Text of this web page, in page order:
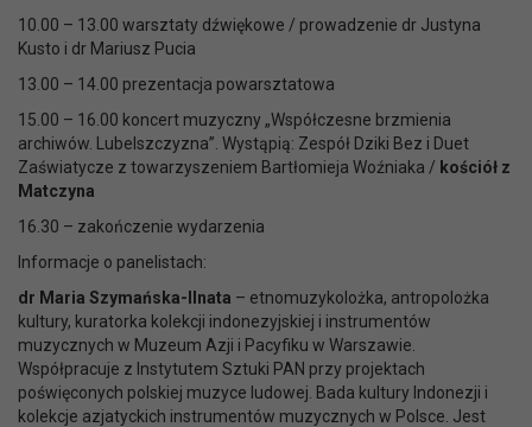
10.00 – 13.00 warsztaty dźwiękowe / prowadzenie dr Justyna
Kusto i dr Mariusz Pucia
13.00 – 14.00 prezentacja powarsztatowa
15.00 – 16.00 koncert muzyczny „Współczesne brzmienia
archiwów. Lubelszczyzna”. Wystąpią: Zespół Dziki Bez i Duet
Zaświatycze z towarzyszeniem Bartłomieja Woźniaka / kościół z
Matczyna
16.30 – zakończenie wydarzenia
Informacje o panelistach:
dr Maria Szymańska-Ilnata – etnomuzykolożka, antropolożka
kultury, kuratorka kolekcji indonezyjskiej i instrumentów
muzycznych w Muzeum Azji i Pacyfiku w Warszawie.
Współpracuje z Instytutem Sztuki PAN przy projektach
poświęconych polskiej muzyce ludowej. Bada kultury Indonezji i
kolekcje azjatyckich instrumentów muzycznych w Polsce. Jest